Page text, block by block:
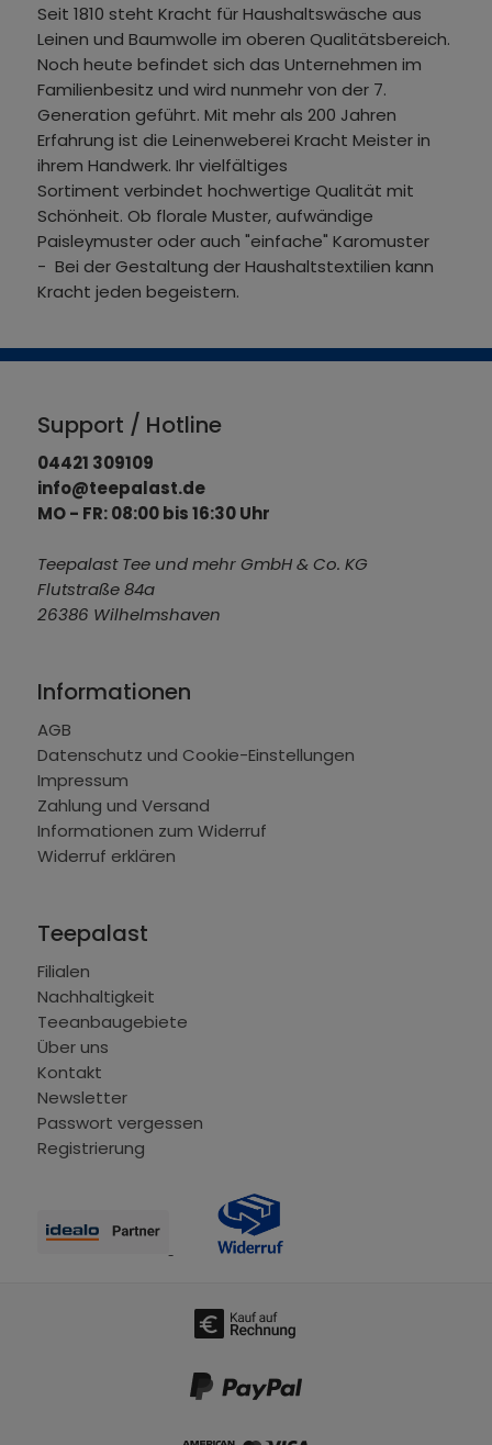
Seit 1810 steht Kracht für Haushaltswäsche aus
Leinen und Baumwolle im oberen Qualitätsbereich.
Noch heute befindet sich das Unternehmen im
Familienbesitz und wird nunmehr von der 7.
Generation geführt. Mit mehr als 200 Jahren
Erfahrung ist die Leinenweberei Kracht Meister in
ihrem Handwerk. Ihr vielfältiges
Sortiment verbindet hochwertige Qualität mit
Schönheit. Ob florale Muster, aufwändige
Paisleymuster oder auch "einfache" Karomuster
- Bei der Gestaltung der Haushaltstextilien kann
Kracht jeden begeistern.
Support / Hotline
04421 309109
info@teepalast.de
MO - FR: 08:00 bis 16:30 Uhr
Teepalast Tee und mehr GmbH & Co. KG
Flutstraße 84a
26386 Wilhelmshaven
Informationen
AGB
Datenschutz und Cookie-Einstellungen
Impressum
Zahlung und Versand
Informationen zum Widerruf
Widerruf erklären
Teepalast
Filialen
Nachhaltigkeit
Teeanbaugebiete
Über uns
Kontakt
Newsletter
Passwort vergessen
Registrierung